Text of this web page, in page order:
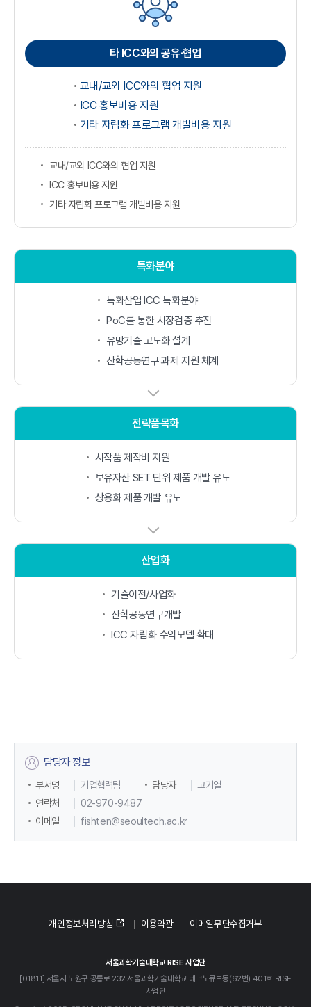
타 ICC와의 공유·협업
교내/교외 ICC와의 협업 지원
ICC 홍보비용 지원
기타 자립화 프로그램 개발비용 지원
교내/교외 ICC와의 협업 지원
ICC 홍보비용 지원
기타 자립화 프로그램 개발비용 지원
특화분야
특화산업 ICC 특화분야
PoC를 통한 시장검증 추진
유망기술 고도화 설계
산학공동연구 과제 지원 체계
전략품목화
시작품 제작비 지원
보유자산 SET 단위 제품 개발 유도
상용화 제품 개발 유도
산업화
기술이전/사업화
산학공동연구개발
ICC 자립화 수익모델 확대
담당자 정보
부서명 기업협력팀 담당자
고기열
연락처
02-970-9487
이메일
fishten@seoultech.ac.kr
개인정보처리방침 이용약관 이메일무단수집거부
서울과학기술대학교 RISE 사업단
[01811] 서울시 노원구 공릉로 232 서울과학기술대학교 테크노큐브동(62번) 401호 RISE
사업단